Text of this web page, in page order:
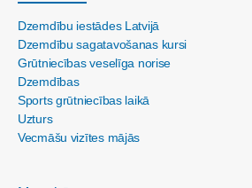
Dzemdību iestādes Latvijā
Dzemdību sagatavošanas kursi
Grūtniecības veselīga norise
Dzemdības
Sports grūtniecības laikā
Uzturs
Vecmāšu vizītes mājās